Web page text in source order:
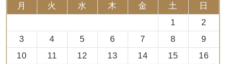
月
火 水 木 金 土
日
1
2
3
4 5 6 7 8
9
10
11 12 13 14 15
16